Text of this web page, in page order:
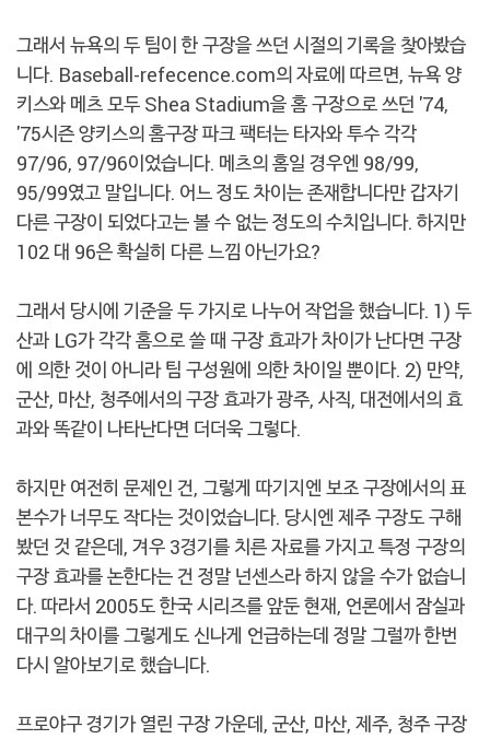
그래서 뉴욕의 두 팀이 한 구장을 쓰던 시절의 기록을 찾아봤습
니다. Baseball-refecence.com의 자료에 따르면, 뉴욕 양
키스와 메츠 모두 Shea Stadium을 홈 구장으로 쓰던 '74,
'75시즌 양키스의 홈구장 파크 팩터는 타자와 투수 각각
97/96, 97/96이었습니다. 메츠의 홈일 경우엔 98/99,
95/99였고 말입니다. 어느 정도 차이는 존재합니다만 갑자기
다른 구장이 되었다고는 볼 수 없는 정도의 수치입니다. 하지만
102 대 96은 확실히 다른 느낌 아닌가요?
그래서 당시에 기준을 두 가지로 나누어 작업을 했습니다. 1) 두
산과 LG가 각각 홈으로 쓸 때 구장 효과가 차이가 난다면 구장
에 의한 것이 아니라 팀 구성원에 의한 차이일 뿐이다. 2) 만약,
군산, 마산, 청주에서의 구장 효과가 광주, 사직, 대전에서의 효
과와 똑같이 나타난다면 더더욱 그렇다.
하지만 여전히 문제인 건, 그렇게 따기지엔 보조 구장에서의 표
본수가 너무도 작다는 것이었습니다. 당시엔 제주 구장도 구해
봤던 것 같은데, 겨우 3경기를 치른 자료를 가지고 특정 구장의
구장 효과를 논한다는 건 정말 넌센스라 하지 않을 수가 없습니
다. 따라서 2005도 한국 시리즈를 앞둔 현재, 언론에서 잠실과
대구의 차이를 그렇게도 신나게 언급하는데 정말 그럴까 한번
다시 알아보기로 했습니다.
프로야구 경기가 열린 구장 가운데, 군산, 마산, 제주, 청주 구장